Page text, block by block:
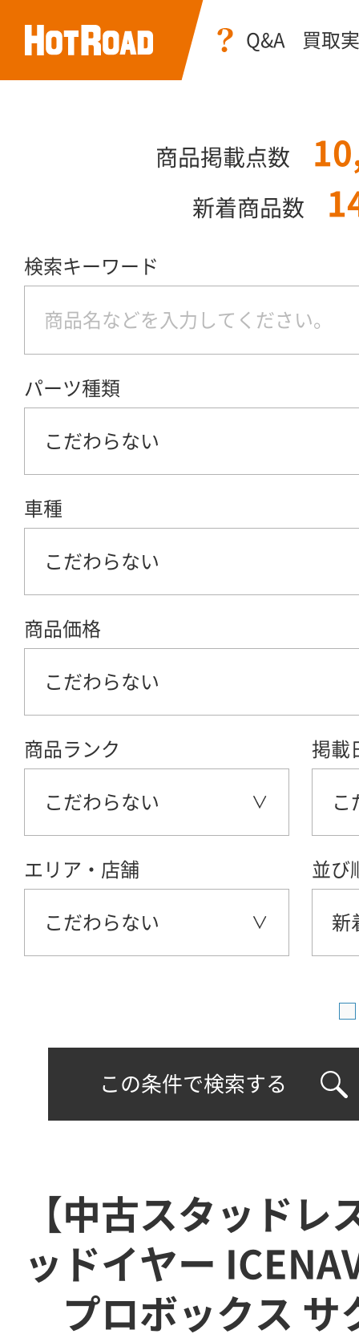
Q&A 買取
商品掲載点数
新着商品数
検索キーワード
パーツ種類
こだわらない
車種
こだわらない
商品価格
こだわらない
商品ランク
こだわらない
掲載
こ
エリア・店舗
こだわらない
並び
新
この条件で検索する
【中古スタッドレ
ッドイヤー
プロボックス